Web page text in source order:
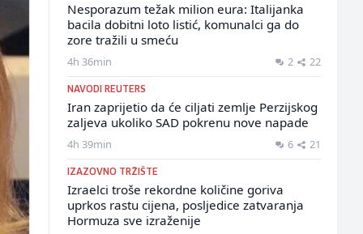
Nesporazum težak milion eura: Italijanka
bacila dobitni loto listić, komunalci ga do
zore tražili u smeću
4h 36min 2 22
NAVODI REUTERS
Iran zaprijetio da će ciljati zemlje Perzijskog
zaljeva ukoliko SAD pokrenu nove napade
4h 39min 6 21
IZAZOVNO TRŽIŠTE
Izraelci troše rekordne količine goriva
uprkos rastu cijena, posljedice zatvaranja
Hormuza sve izraženije